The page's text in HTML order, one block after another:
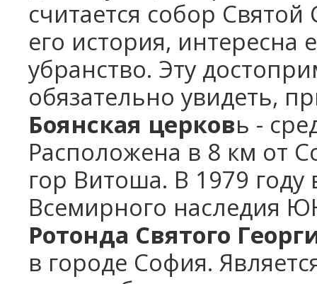
считается собор
его история, интересна
убранство. Эту
обязательно увидеть,
Боянская церковь -
Расположена в 8 км от
гор Витоша. В 1979
Всемирного наследия
Ротонда Святого
в городе София.